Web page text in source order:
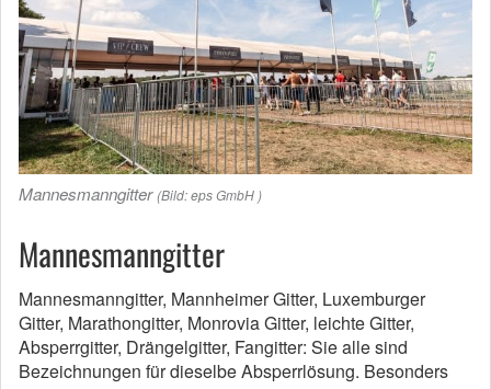
Mannesmanngitter (Bild: eps GmbH )
Mannesmanngitter
Mannesmanngitter, Mannheimer Gitter, Luxemburger
Gitter, Marathongitter, Monrovia Gitter, leichte Gitter,
Absperrgitter, Drängelgitter, Fangitter: Sie alle sind
Bezeichnungen für dieselbe Absperrlösung. Besonders